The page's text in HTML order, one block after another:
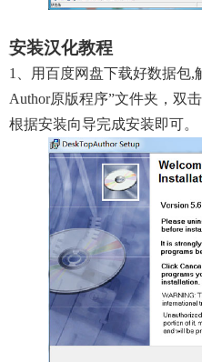
安装汉化教程
1、用百度网盘下载好数据包,
Author原版程序”文件夹，双
根据安装向导完成安装即可。